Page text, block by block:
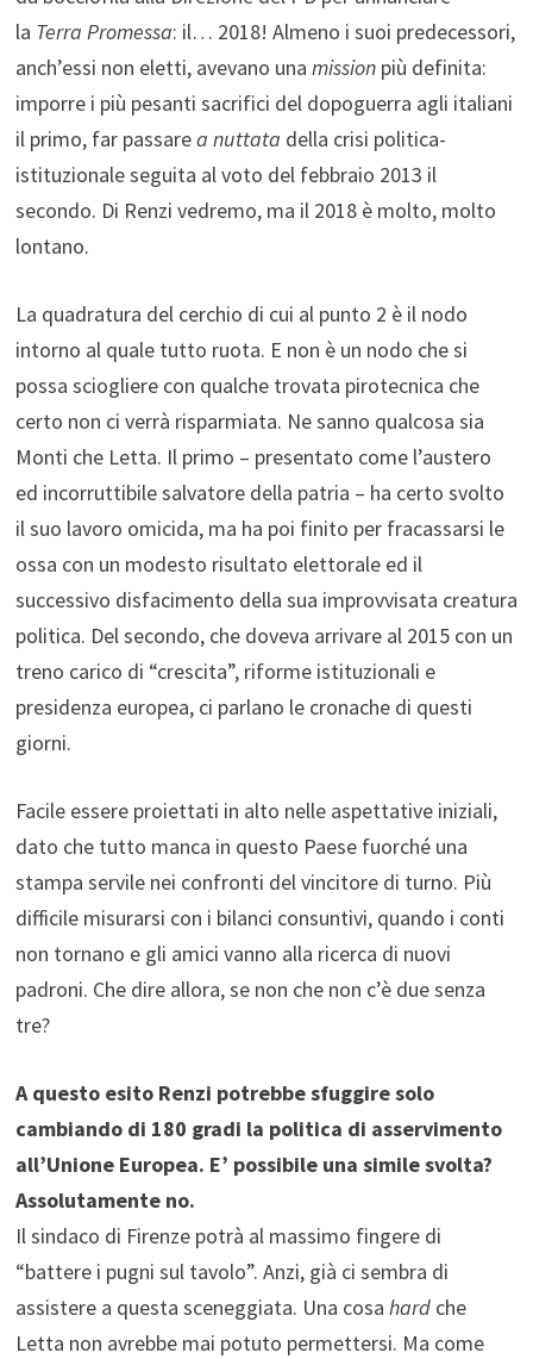
la Terra Promessa: il… 2018! Almeno i suoi predecessori,
anch’essi non eletti, avevano una missionpiù definita:
imporre i più pesanti sacrifici del dopoguerra agli italiani
il primo, far passarea nuttata della crisi politica-
istituzionale seguita al voto del febbraio 2013 il
secondo. Di Renzi vedremo, ma il 2018 è molto, molto
lontano.
La quadratura del cerchio di cui al punto 2 è il nodo
intorno al quale tutto ruota. E non è un nodo che si
possa sciogliere con qualche trovata pirotecnica che
certo non ci verrà risparmiata. Ne sanno qualcosa sia
Monti che Letta. Il primo – presentato come l’austero
ed incorruttibile salvatore della patria – ha certo svolto
il suo lavoro omicida, ma ha poi finito per fracassarsi le
ossa con un modesto risultato elettorale ed il
successivo disfacimento della sua improvvisata creatura
politica. Del secondo, che doveva arrivare al 2015 con un
treno carico di “crescita”, riforme istituzionali e
presidenza europea, ci parlano le cronache di questi
giorni.
Facile essere proiettati in alto nelle aspettative iniziali,
dato che tutto manca in questo Paese fuorché una
stampa servile nei confronti del vincitore di turno. Più
difficile misurarsi con i bilanci consuntivi, quando i conti
non tornano e gli amici vanno alla ricerca di nuovi
padroni. Che dire allora, se non che non c’è due senza
tre?
A questo esito Renzi potrebbe sfuggire solo
cambiando di 180 gradi la politica di asservimento
all’Unione Europea. E’ possibile una simile svolta?
Assolutamente no.
Il sindaco di Firenze potrà al massimo fingere di
“battere i pugni sul tavolo”. Anzi, già ci sembra di
assistere a questa sceneggiata. Una cosa hard che
Letta non avrebbe mai potuto permettersi. Ma come